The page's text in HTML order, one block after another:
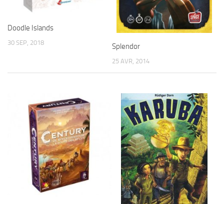
Doodle Islands
30 SEP, 2018 Splendor
25 AVR, 2014